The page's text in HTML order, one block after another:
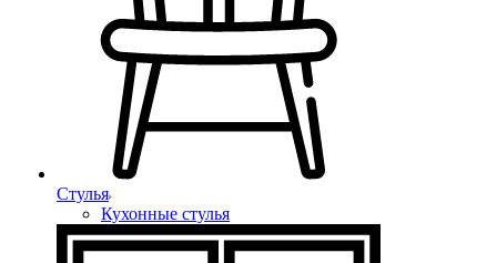
Стулья
Кухонные стулья